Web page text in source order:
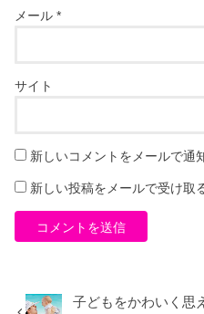
メール*
サイト
新しいコメントをメールで通
新しい投稿をメールで受け取
子どもをかわいく思